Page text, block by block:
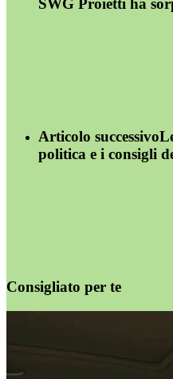
SWG Proietti ha
Articolo successivo
politica e i consigli
Consigliato per te